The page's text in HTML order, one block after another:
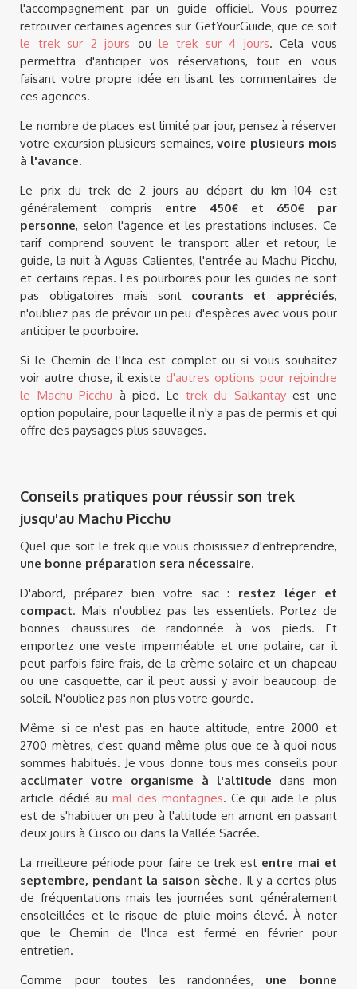
l'accompagnement par un guide officiel. Vous pourrez
retrouver certaines agences sur GetYourGuide, que ce soit
le trek sur 2 jours oule trek sur 4 jours. Cela vous
permettra d'anticiper vos réservations, tout en vous
faisant votre propre idée en lisant les commentaires de
ces agences.
Le nombre de places est limité par jour, pensez à réserver
votre excursion plusieurs semaines,voire plusieurs mois
à l'avance.
Le prix du trek de 2 jours au départ du km 104 est
généralement compris entre 450€ et 650€ par
personne, selon l'agence et les prestations incluses. Ce
tarif comprend souvent le transport aller et retour, le
guide, la nuit à Aguas Calientes, l'entrée au Machu Picchu,
et certains repas. Les pourboires pour les guides ne sont
pas obligatoires mais sont courants et appréciés,
n'oubliez pas de prévoir un peu d'espèces avec vous pour
anticiper le pourboire.
Si le Chemin de l'Inca est complet ou si vous souhaitez
voir autre chose, il existe d'autres options pour rejoindre
le Machu Picchu à pied. Le trek du Salkantayest une
option populaire, pour laquelle il n'y a pas de permis et qui
offre des paysages plus sauvages.
Conseils pratiques pour réussir son trek
jusqu'au Machu Picchu
Quel que soit le trek que vous choisissiez d'entreprendre,
une bonne préparation sera nécessaire.
D'abord, préparez bien votre sac : restez léger et
compact. Mais n'oubliez pas les essentiels. Portez de
bonnes chaussures de randonnée à vos pieds. Et
emportez une veste imperméable et une polaire, car il
peut parfois faire frais, de la crème solaire et un chapeau
ou une casquette, car il peut aussi y avoir beaucoup de
soleil. N'oubliez pas non plus votre gourde.
Même si ce n'est pas en haute altitude, entre 2000 et
2700 mètres, c'est quand même plus que ce à quoi nous
sommes habitués. Je vous donne tous mes conseils pour
acclimater votre organisme à l'altitude dans mon
article dédié au mal des montagnes. Ce qui aide le plus
est de s'habituer un peu à l'altitude en amont en passant
deux jours à Cusco ou dans la Vallée Sacrée.
La meilleure période pour faire ce trek est entre mai et
septembre, pendant la saison sèche. Il y a certes plus
de fréquentations mais les journées sont généralement
ensoleillées et le risque de pluie moins élevé. À noter
que le Chemin de l'Inca est fermé en février pour
entretien.
Comme pour toutes les randonnées, une bonne